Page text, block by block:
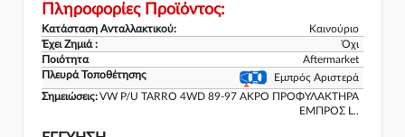
Πληροφορίες Προϊόντος:
Κατάσταση Ανταλλακτικού:
Καινούριο
Έχει Ζημιά :
Όχι
Ποιότητα
Aftermarket
Πλευρά Τοποθέτησης
Εμπρός Αριστερά
Σημειώσεις:VW P/U TARRO 4WD 89-97 ΑΚΡΟ ΠΡΟΦΥΛΑΚΤΗΡΑ
ΕΜΠΡΟΣ L..